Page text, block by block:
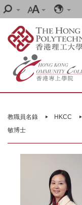
Skip
to
content
Search
Font
size
Language
start教職員名錄 HKCC
敏博士